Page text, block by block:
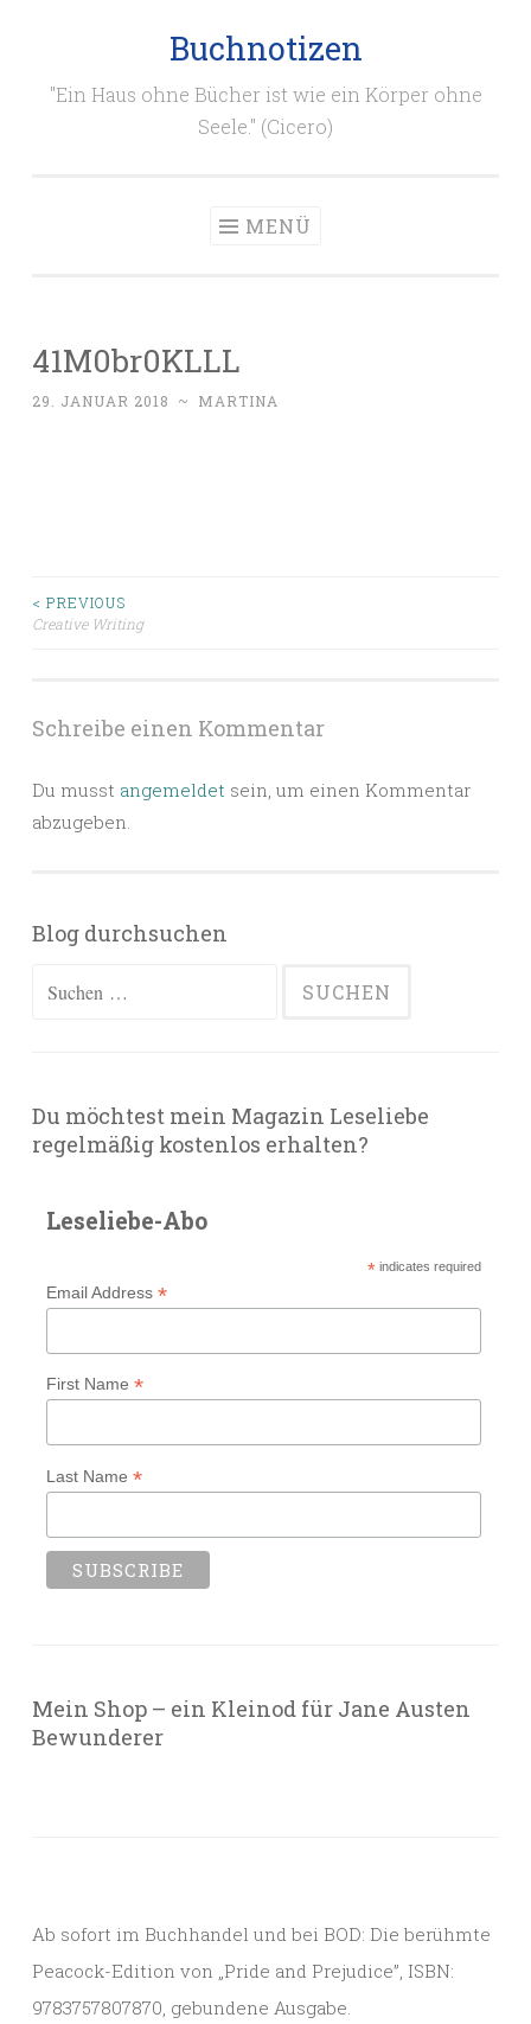
Buchnotizen
"Ein Haus ohne Bücher ist wie ein Körper ohne
Seele." (Cicero)
MENÜ
41M0br0KLLL
29. JANUAR 2018 ~ MARTINA
Beitragsnavigation
< PREVIOUS
Creative Writing
Schreibe einen Kommentar
Du musst angemeldet sein, um einen Kommentar
abzugeben.
Blog durchsuchen
Suchen
Du möchtest mein Magazin Leseliebe
regelmäßig kostenlos erhalten?
Leseliebe-Abo
*indicates required
Email Address *
First Name *
Last Name *
Mein Shop – ein Kleinod für Jane Austen
Bewunderer
Ab sofort im Buchhandel und bei BOD: Die berühmte
Peacock-Edition von „Pride and Prejudice”, ISBN:
9783757807870, gebundene Ausgabe.